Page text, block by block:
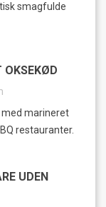
smagfulde
OKSEKØD
med marineret
restauranter.
UDEN